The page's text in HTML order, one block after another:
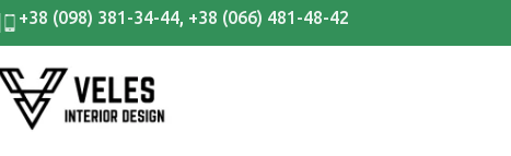
+38 (098) 381-34-44, +38 (066) 481-48-42